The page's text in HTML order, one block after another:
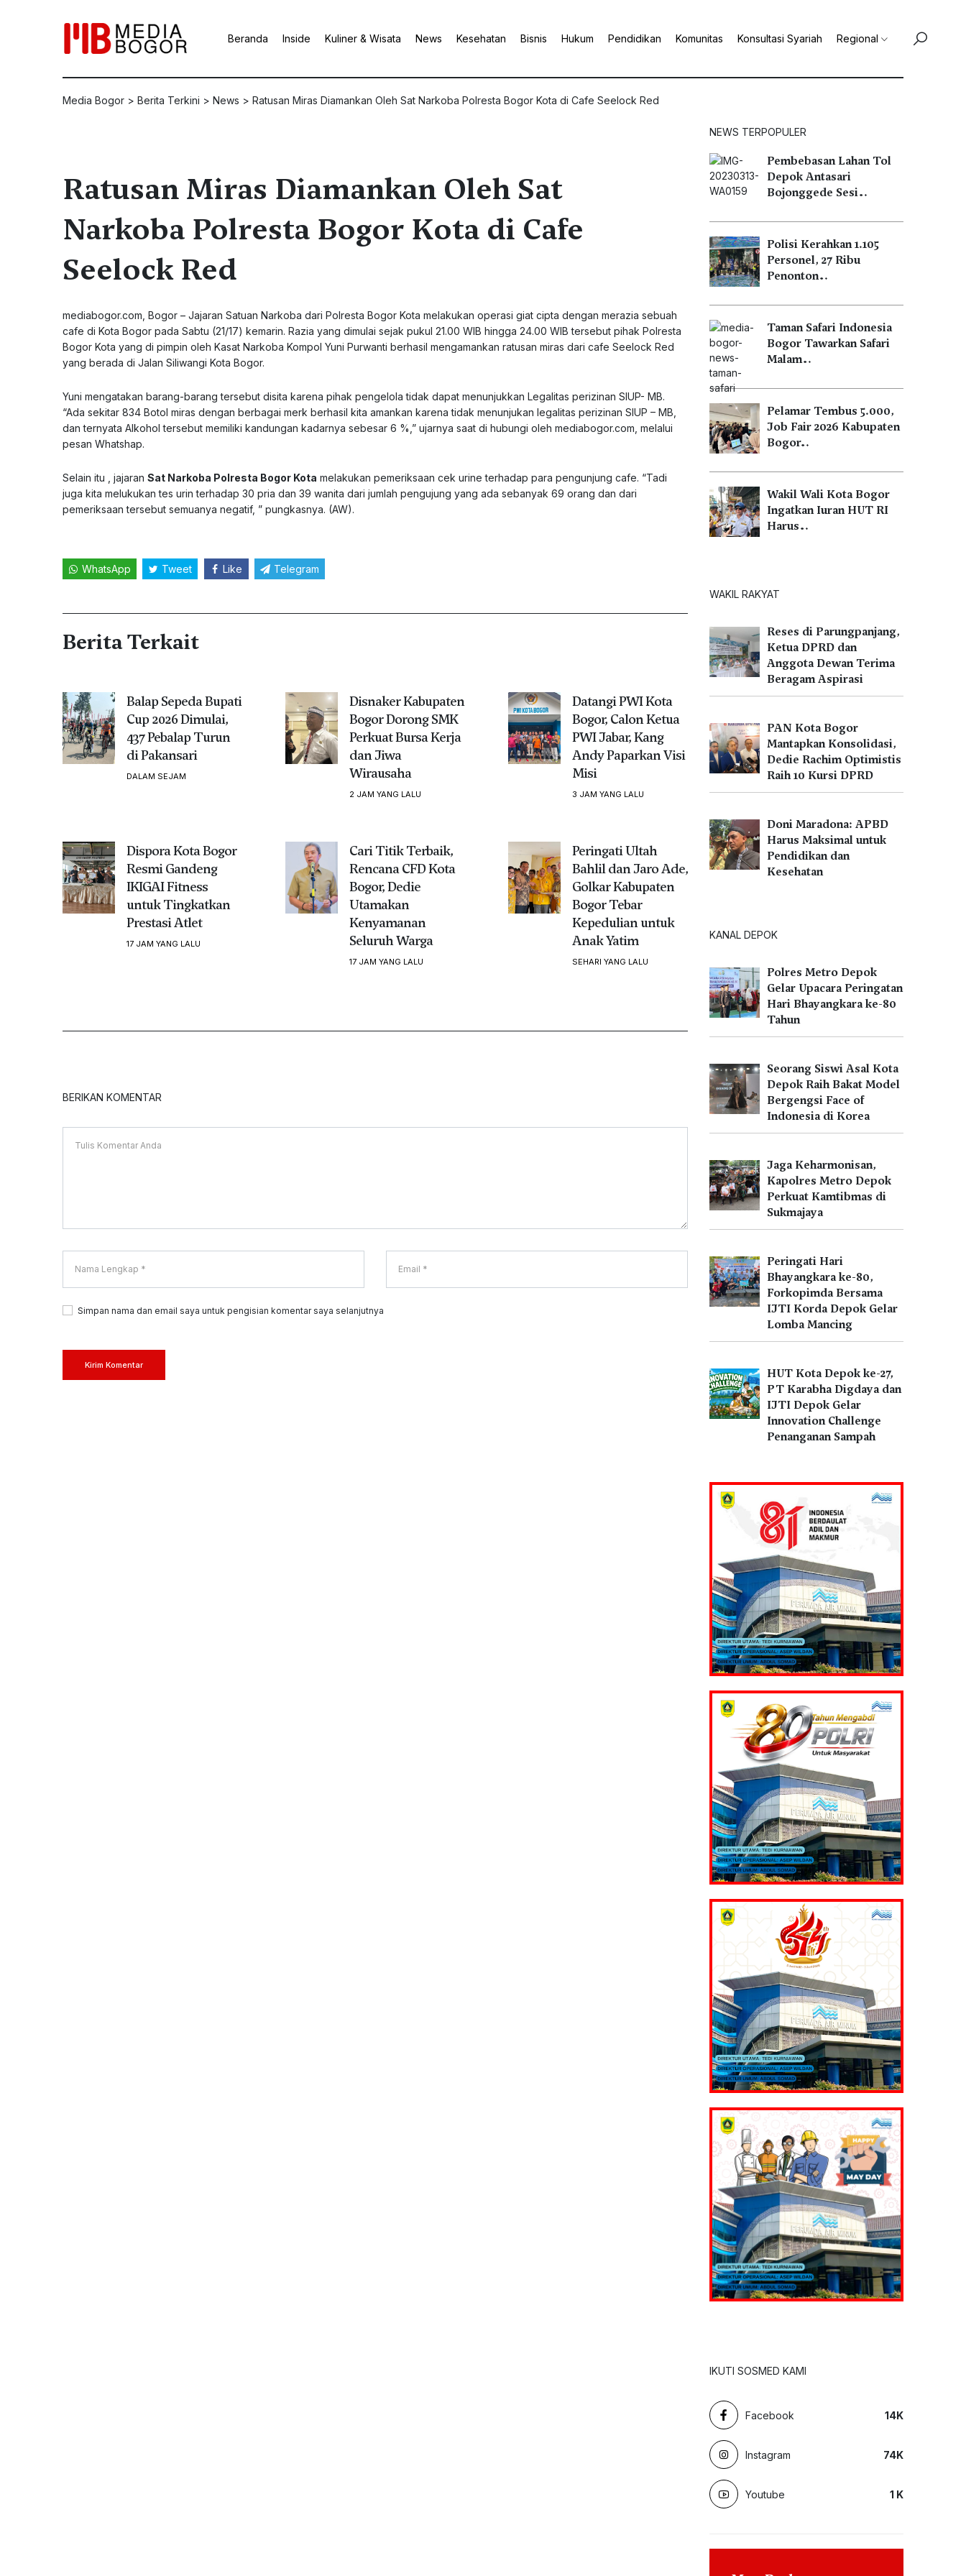
Beranda Inside Kuliner & Wisata News Kesehatan Bisnis Hukum Pendidikan Komunitas Konsultasi Syariah Regional
Media Bogor > Berita Terkini > News > Ratusan Miras Diamankan Oleh Sat Narkoba Polresta Bogor Kota di Cafe Seelock Red
Ratusan Miras Diamankan Oleh Sat
Narkoba Polresta Bogor Kota di Cafe
Seelock Red
mediabogor.com , Bogor – Jajaran Satuan Narkoba dari Polresta Bogor Kota melakukan operasi giat cipta dengan merazia sebuah
cafe di Kota Bogor pada Sabtu (21/17) kemarin. Razia yang dimulai sejak pukul 21.00 WIB hingga 24.00 WIB tersebut pihak Polresta
Bogor Kota yang di pimpin oleh Kasat Narkoba Kompol Yuni Purwanti berhasil mengamankan ratusan miras dari cafe Seelock Red
yang berada di Jalan Siliwangi Kota Bogor.
Yuni mengatakan barang-barang tersebut disita karena pihak pengelola tidak dapat menunjukkan Legalitas perizinan SIUP- MB.
“Ada sekitar 834 Botol miras dengan berbagai merk berhasil kita amankan karena tidak menunjukan legalitas perizinan SIUP – MB,
dan ternyata Alkohol tersebut memiliki kandungan kadarnya sebesar 6 %,” ujarnya saat di hubungi oleh mediabogor.com, melalui
pesan Whatshap.
Selain itu , jajaran Sat Narkoba Polresta Bogor Kota melakukan pemeriksaan cek urine terhadap para pengunjung cafe. “Tadi
juga kita melukukan tes urin terhadap 30 pria dan 39 wanita dari jumlah pengujung yang ada sebanyak 69 orang dan dari
pemeriksaan tersebut semuanya negatif, ” pungkasnya. (AW).
WhatsApp Tweet Like Telegram
Berita Terkait
Balap Sepeda Bupati
Cup 2026 Dimulai,
437 Pebalap Turun
di Pakansari
DALAM SEJAM
Disnaker Kabupaten
Bogor Dorong SMK
Perkuat Bursa Kerja
dan Jiwa
Wirausaha
2 JAM YANG LALU
Datangi PWI Kota
Bogor, Calon Ketua
PWI Jabar, Kang
Andy Paparkan Visi
Misi
3 JAM YANG LALU
Dispora Kota Bogor
Resmi Gandeng
IKIGAI Fitness
untuk Tingkatkan
Prestasi Atlet
17 JAM YANG LALU
Cari Titik Terbaik,
Rencana CFD Kota
Bogor, Dedie
Utamakan
Kenyamanan
Seluruh Warga
17 JAM YANG LALU
Peringati Ultah
Bahlil dan Jaro Ade,
Golkar Kabupaten
Bogor Tebar
Kepedulian untuk
Anak Yatim
SEHARI YANG LALU
BERIKAN KOMENTAR
Simpan nama dan email saya untuk pengisian komentar saya selanjutnya
Kirim Komentar
NEWS TERPOPULER
Pembebasan Lahan Tol
Depok Antasari
Bojonggede Sesi…
Polisi Kerahkan 1.105
Personel, 27 Ribu
Penonton…
Taman Safari Indonesia
Bogor Tawarkan Safari
Malam…
Pelamar Tembus 5.000,
Job Fair 2026 Kabupaten
Bogor…
Wakil Wali Kota Bogor
Ingatkan Iuran HUT RI
Harus…
WAKIL RAKYAT
Reses di Parungpanjang,
Ketua DPRD dan
Anggota Dewan Terima
Beragam Aspirasi
PAN Kota Bogor
Mantapkan Konsolidasi,
Dedie Rachim Optimistis
Raih 10 Kursi DPRD
Doni Maradona: APBD
Harus Maksimal untuk
Pendidikan dan
Kesehatan
KANAL DEPOK
Polres Metro Depok
Gelar Upacara Peringatan
Hari Bhayangkara ke-80
Tahun
Seorang Siswi Asal Kota
Depok Raih Bakat Model
Bergengsi Face of
Indonesia di Korea
Jaga Keharmonisan,
Kapolres Metro Depok
Perkuat Kamtibmas di
Sukmajaya
Peringati Hari
Bhayangkara ke-80,
Forkopimda Bersama
IJTI Korda Depok Gelar
Lomba Mancing
HUT Kota Depok ke-27,
PT Karabha Digdaya dan
IJTI Depok Gelar
Innovation Challenge
Penanganan Sampah
IKUTI SOSMED KAMI
Facebook 14K
Instagram 74K
Youtube 1 K